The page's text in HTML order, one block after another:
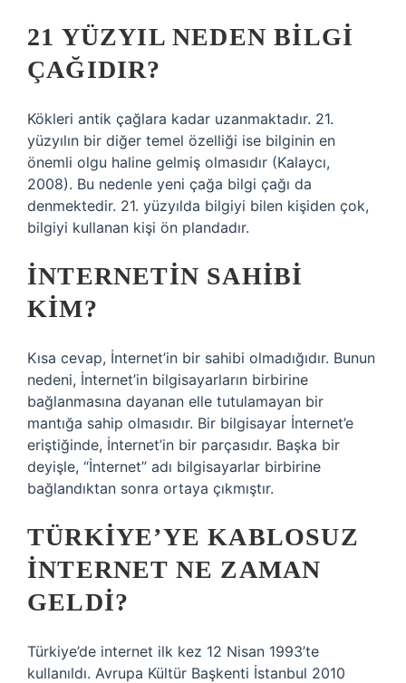
21 YÜZYIL NEDEN BILGI
ÇAĞIDIR?
Kökleri antik çağlara kadar uzanmaktadır. 21.
yüzyılın bir diğer temel özelliği ise bilginin en
önemli olgu haline gelmiş olmasıdır (Kalaycı,
2008). Bu nedenle yeni çağa bilgi çağı da
denmektedir. 21. yüzyılda bilgiyi bilen kişiden çok,
bilgiyi kullanan kişi ön plandadır.
İNTERNETIN SAHIBI
KIM?
Kısa cevap, İnternet’in bir sahibi olmadığıdır. Bunun
nedeni, İnternet’in bilgisayarların birbirine
bağlanmasına dayanan elle tutulamayan bir
mantığa sahip olmasıdır. Bir bilgisayar İnternet’e
eriştiğinde, İnternet’in bir parçasıdır. Başka bir
deyişle, “İnternet” adı bilgisayarlar birbirine
bağlandıktan sonra ortaya çıkmıştır.
TÜRKIYE’YE KABLOSUZ
INTERNET NE ZAMAN
GELDI?
Türkiye’de internet ilk kez 12 Nisan 1993’te
kullanıldı. Avrupa Kültür Başkenti İstanbul 2010